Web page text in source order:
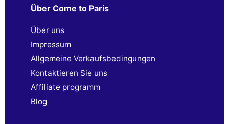
Über Come to Paris
Über uns
Impressum
Allgemeine Verkaufsbedingungen
Kontaktieren Sie uns
Affiliate programm
Blog